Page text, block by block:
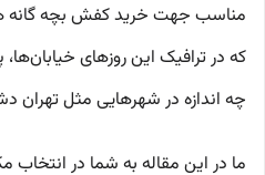
مناسب جهت خرید کفش بچه گانه
که در ترافیک این روزهای خیابان‌ها،
چه اندازه در شهرهایی مثل تهران
ما در این مقاله به شما در